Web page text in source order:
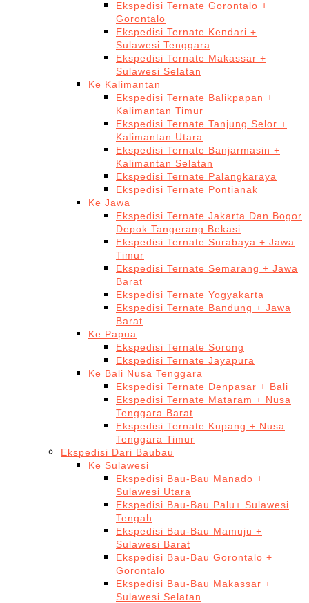
Ekspedisi Ternate Gorontalo +
Gorontalo
Ekspedisi Ternate Kendari +
Sulawesi Tenggara
Ekspedisi Ternate Makassar +
Sulawesi Selatan
Ke Kalimantan
Ekspedisi Ternate Balikpapan +
Kalimantan Timur
Ekspedisi Ternate Tanjung Selor +
Kalimantan Utara
Ekspedisi Ternate Banjarmasin +
Kalimantan Selatan
Ekspedisi Ternate Palangkaraya
Ekspedisi Ternate Pontianak
Ke Jawa
Ekspedisi Ternate Jakarta Dan Bogor
Depok Tangerang Bekasi
Ekspedisi Ternate Surabaya + Jawa
Timur
Ekspedisi Ternate Semarang + Jawa
Barat
Ekspedisi Ternate Yogyakarta
Ekspedisi Ternate Bandung + Jawa
Barat
Ke Papua
Ekspedisi Ternate Sorong
Ekspedisi Ternate Jayapura
Ke Bali Nusa Tenggara
Ekspedisi Ternate Denpasar + Bali
Ekspedisi Ternate Mataram + Nusa
Tenggara Barat
Ekspedisi Ternate Kupang + Nusa
Tenggara Timur
Ekspedisi Dari Baubau
Ke Sulawesi
Ekspedisi Bau-Bau Manado +
Sulawesi Utara
Ekspedisi Bau-Bau Palu+ Sulawesi
Tengah
Ekspedisi Bau-Bau Mamuju +
Sulawesi Barat
Ekspedisi Bau-Bau Gorontalo +
Gorontalo
Ekspedisi Bau-Bau Makassar +
Sulawesi Selatan